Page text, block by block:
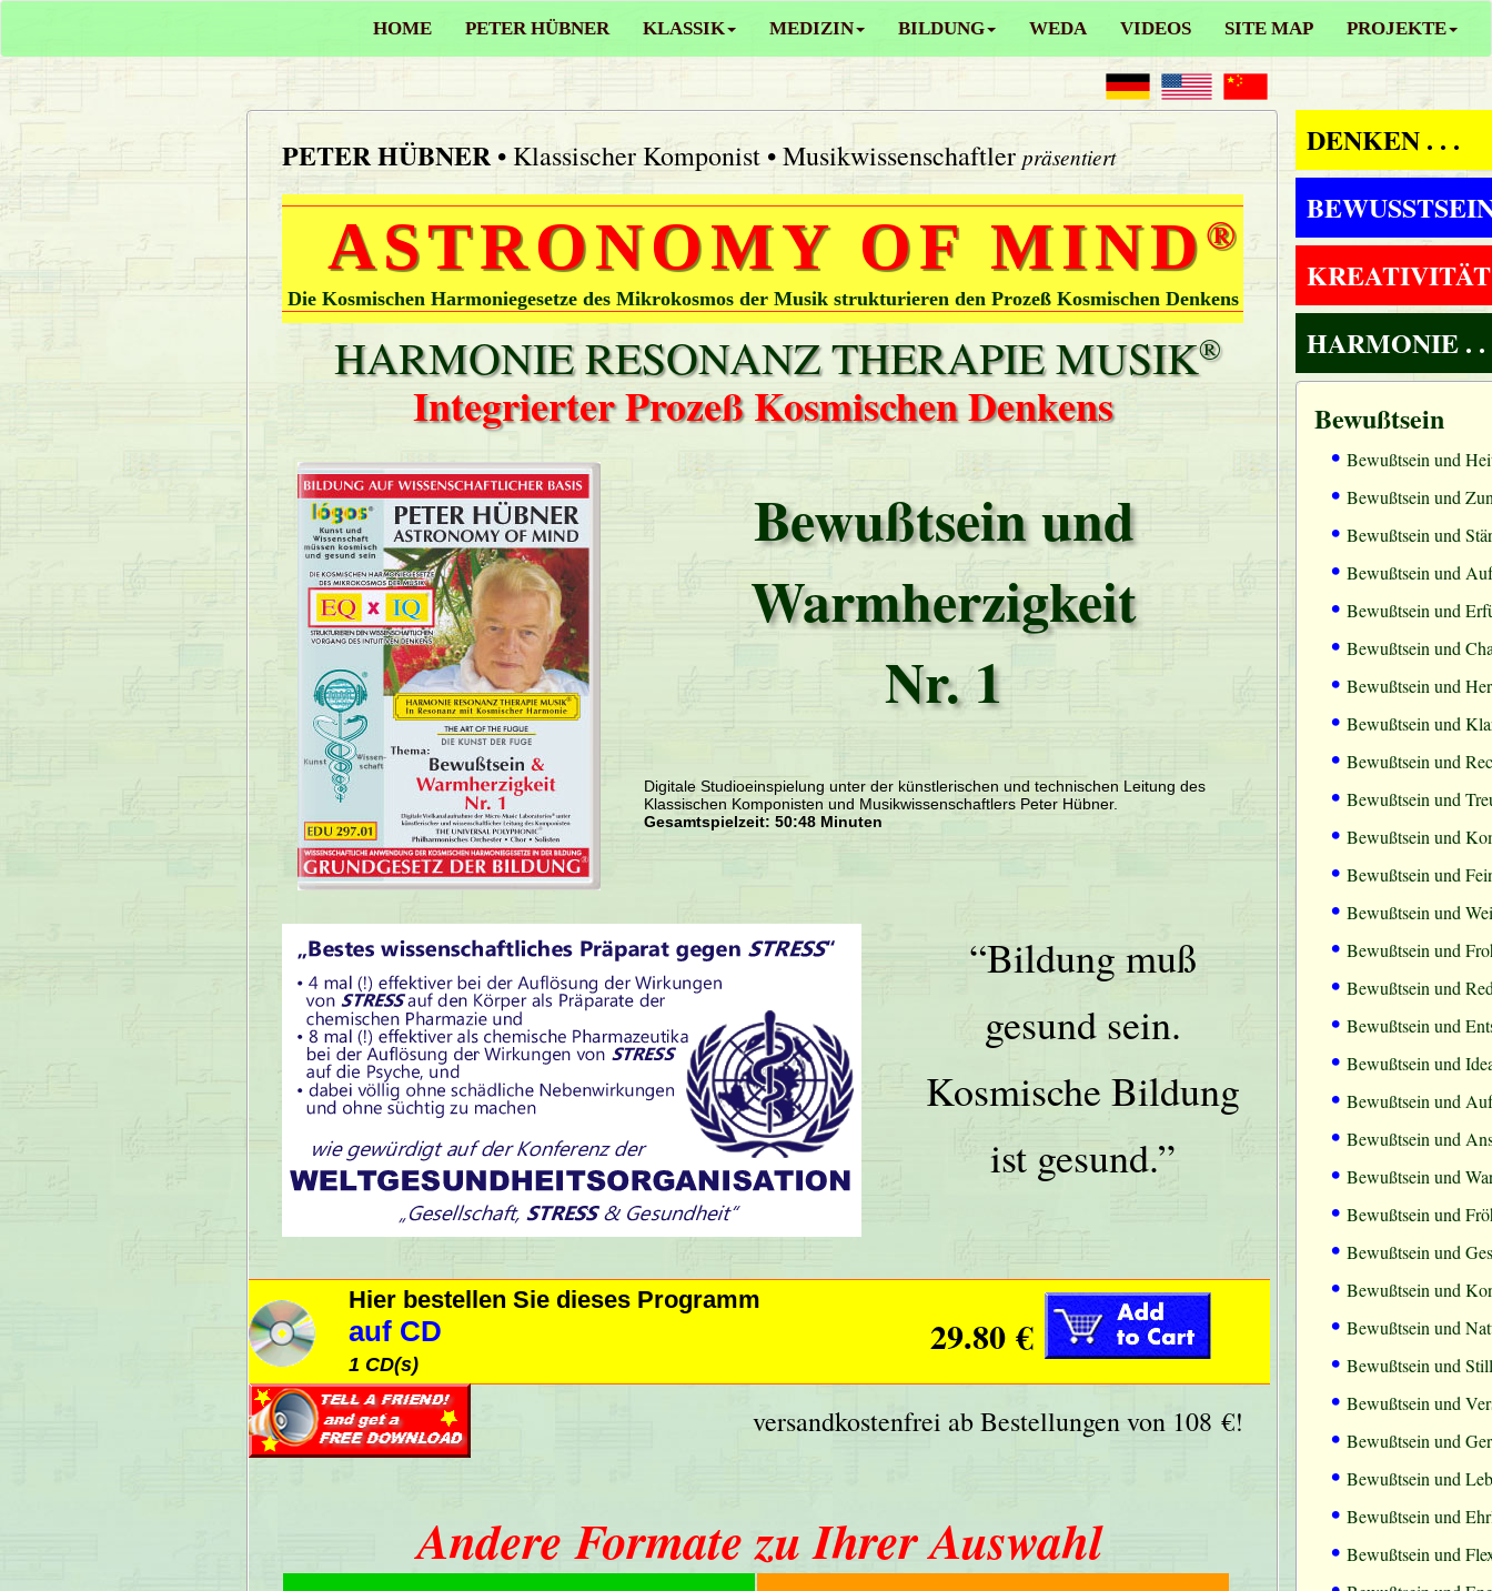
HOME PETER HÜBNER KLASSIK MEDIZIN BILDUNG WEDA VIDEOS SITE MAP PROJEKTE
PETER HÜBNER• Klassischer Komponist • Musikwissenschaftler präsentiert
ASTRONOMY OF MIND ®
Die Kosmischen Harmoniegesetze des Mikrokosmos der Musik strukturieren den Prozeß Kosmischen Denkens
HARMONIE RESONANZ THERAPIE MUSIK®
Integrierter Prozeß Kosmischen Denkens
Bewußtsein und
Warmherzigkeit
Nr. 1
Digitale Studioeinspielung unter der künstlerischen und technischen Leitung des
Klassischen Komponisten und Musikwissenschaftlers Peter Hübner.
Gesamtspielzeit: 50:48 Minuten
“Bildung muß
gesund sein.
Kosmische Bildung
ist gesund.”
Hier bestellen Sie dieses Programm
auf CD
1 CD(s)
29.80 €
versandkostenfrei ab Bestellungen von 108 €!
Andere Formate zu Ihrer Auswahl
DENKEN . . .
HARMONIE . .
Bewußtsein
• Bewußtsein und
• Bewußtsein und
• Bewußtsein und
• Bewußtsein und
• Bewußtsein und
• Bewußtsein und
• Bewußtsein und
• Bewußtsein und
• Bewußtsein und
• Bewußtsein und
• Bewußtsein und
• Bewußtsein und
• Bewußtsein und
• Bewußtsein und
• Bewußtsein und
• Bewußtsein und
• Bewußtsein und
• Bewußtsein und
• Bewußtsein und
• Bewußtsein und
• Bewußtsein und
• Bewußtsein und
• Bewußtsein und
• Bewußtsein und
• Bewußtsein und
• Bewußtsein und
• Bewußtsein und
• Bewußtsein und
• Bewußtsein und
• Bewußtsein und